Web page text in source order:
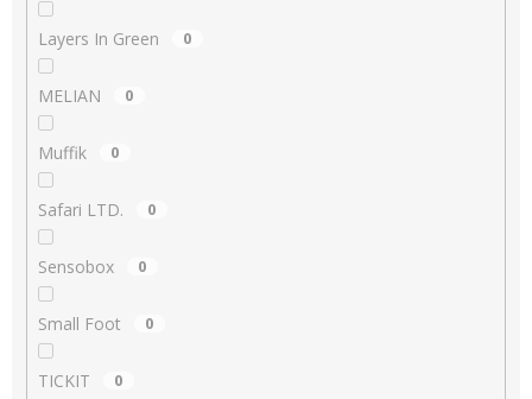
Layers In Green 0
MELIAN 0
Muffik 0
Safari LTD. 0
Sensobox 0
Small Foot 0
TICKIT 0